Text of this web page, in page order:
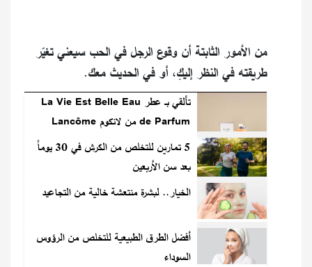
من الأمور الثابتة أن وقوع الرجل في الحب سيعني تغيّر
طريقته في النظر إليكِ، أو في الحديث معك.
تألقي بـ عطر La Vie Est Belle Eau
de Parfum من لانكوم Lancôme
5 تمارين للتخلص من الكرش في 30 يوماً
بعد سن الأربعين
الخيار.. لبشرة منتعشة خالية من التجاعيد
أفضل الطرق الطبيعية للتخلص من الرؤوس
السوداء